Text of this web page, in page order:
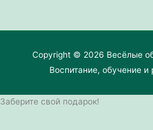
Copyright © 2026 Весёлые
Воспитание, обучение и
Заберите свой подарок!